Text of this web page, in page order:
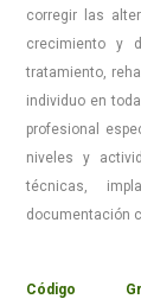
corregir las
crecimiento y
tratamiento,
individuo en
profesional
niveles y
técnicas,
documentación
Código